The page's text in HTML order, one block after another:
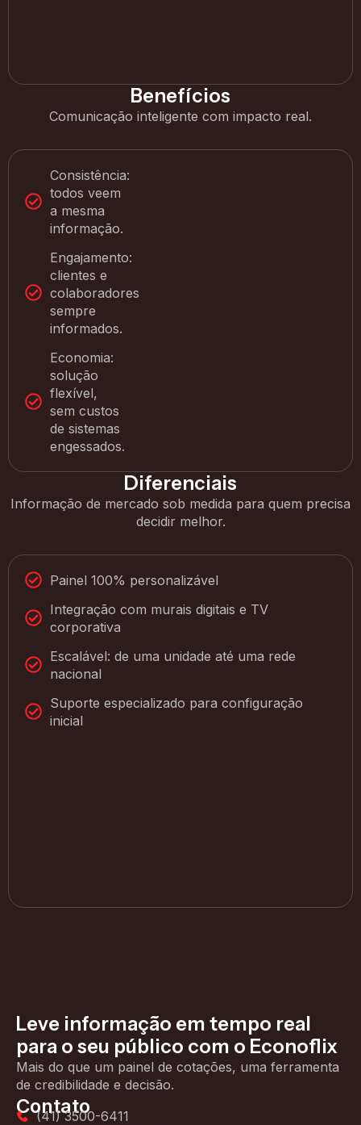
Benefícios
Comunicação inteligente com impacto real.
Consistência:
todos veem
a mesma
informação.
Engajamento:
clientes e
colaboradores
sempre
informados.
Economia:
solução
flexível,
sem custos
de sistemas
engessados.
Diferenciais
Informação de mercado sob medida para quem precisa
decidir melhor.
Painel 100% personalizável
Integração com murais digitais e TV
corporativa
Escalável: de uma unidade até uma rede
nacional
Suporte especializado para configuração
inicial
Leve informação em tempo real
para o seu público com o Econoflix
Mais do que um painel de cotações, uma ferramenta
de credibilidade e decisão.
Contato
(41) 3500-6411